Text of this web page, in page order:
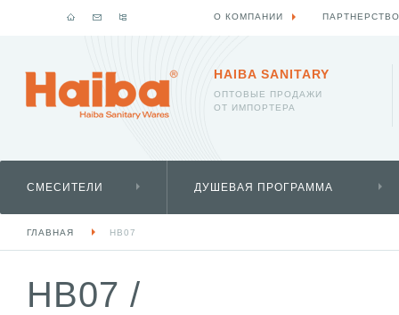
HAIBA SANITARY
ОПТОВЫЕ ПРОДАЖИ
ОТ ИМПОРТЕРА
СМЕСИТЕЛИ ДУШЕВАЯ ПРОГРАММА
ГЛАВНАЯ HB07
HB07 /
О КОМПАНИИ ПАРТНЕРСТВО